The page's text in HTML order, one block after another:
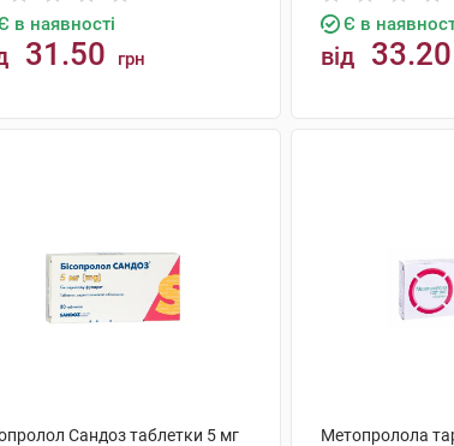
в наявності
31.50 грн
Є в
від 33.20
Сандоз таблетки 5 мг
Метопролола